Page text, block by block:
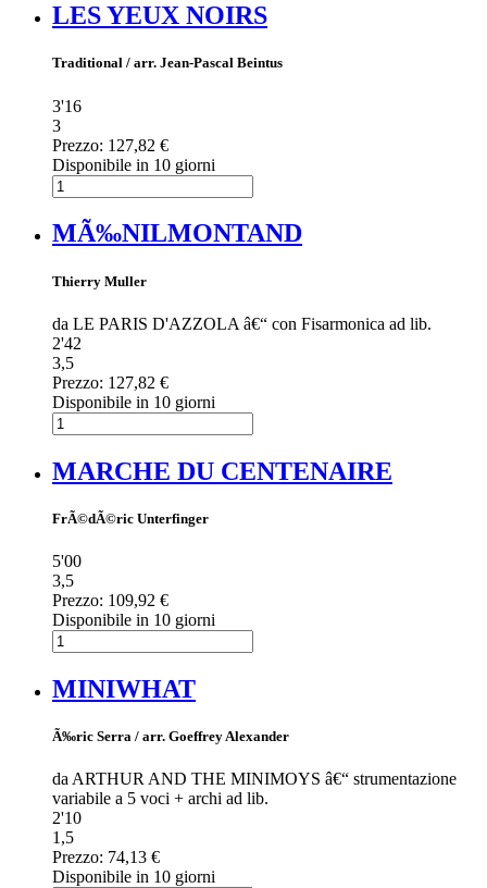
LES YEUX NOIRS
Traditional / arr. Jean-Pascal Beintus
3'16
3
Prezzo: 127,82 €
Disponibile in 10 giorni
MÃ‰NILMONTAND
Thierry Muller
da LE PARIS D'AZZOLA â€“ con Fisarmonica ad lib.
2'42
3,5
Prezzo: 127,82 €
Disponibile in 10 giorni
MARCHE DU CENTENAIRE
FrÃ©dÃ©ric Unterfinger
5'00
3,5
Prezzo: 109,92 €
Disponibile in 10 giorni
MINIWHAT
Ã‰ric Serra / arr. Goeffrey Alexander
da ARTHUR AND THE MINIMOYS â€“ strumentazione
variabile a 5 voci + archi ad lib.
2'10
1,5
Prezzo: 74,13 €
Disponibile in 10 giorni